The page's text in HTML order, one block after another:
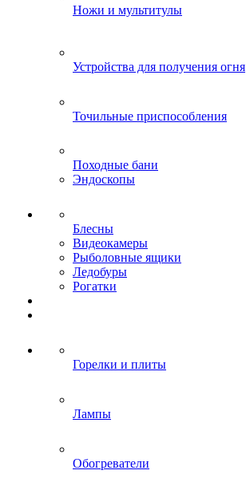
Ножи и мультитулы
Устройства для получения огня
Точильные приспособления
Походные бани
Эндоскопы
Блесны
Видеокамеры
Рыболовные ящики
Ледобуры
Рогатки
Горелки и плиты
Лампы
Обогреватели